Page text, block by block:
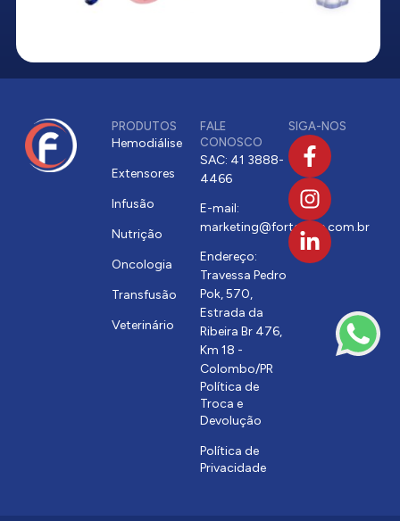
PRODUTOS
Hemodiálise
Extensores
Infusão
Nutrição
Oncologia
Transfusão
Veterinário
FALE
CONOSCO
SAC: 41 3888-
4466
E-mail:
marketing@fortecare.com.br
Endereço:
Travessa Pedro
Pok, 570,
Estrada da
Ribeira Br 476,
Km 18 -
Colombo/PR
Política de
Troca e
Devolução
Política de
Privacidade
SIGA-NOS